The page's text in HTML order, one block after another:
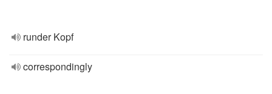
runder Kopf
correspondingly